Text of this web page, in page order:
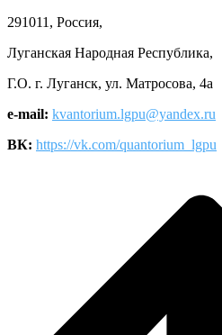
291011, Россия,
Луганская Народная Республика,
Г.О. г. Луганск, ул. Матросова, 4а
e-mail: kvantorium.lgpu@yandex.ru
ВК: https://vk.com/quantorium_lgpu